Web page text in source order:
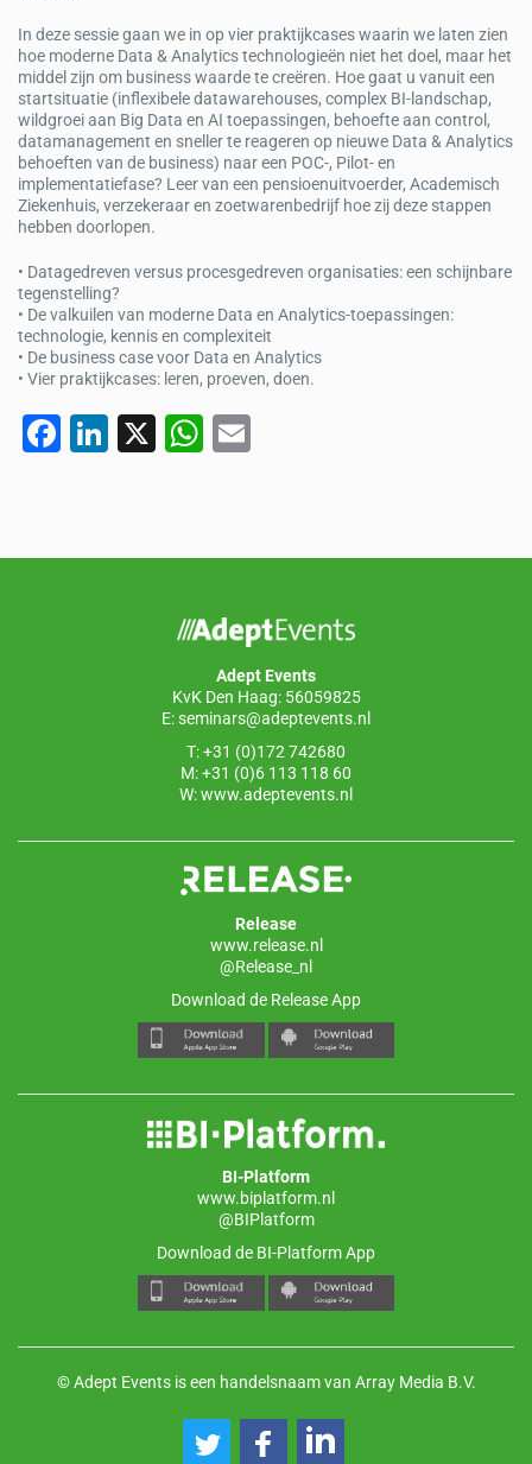
In deze sessie gaan we in op vier praktijkcases waarin we laten zien
hoe moderne Data & Analytics technologieën niet het doel, maar het
middel zijn om business waarde te creëren. Hoe gaat u vanuit een
startsituatie (inflexibele datawarehouses, complex BI-landschap,
wildgroei aan Big Data en AI toepassingen, behoefte aan control,
datamanagement en sneller te reageren op nieuwe Data & Analytics
behoeften van de business) naar een POC-, Pilot- en
implementatiefase? Leer van een pensioenuitvoerder, Academisch
Ziekenhuis, verzekeraar en zoetwarenbedrijf hoe zij deze stappen
hebben doorlopen.
• Datagedreven versus procesgedreven organisaties: een schijnbare
tegenstelling?
• De valkuilen van moderne Data en Analytics-toepassingen:
technologie, kennis en complexiteit
• De business case voor Data en Analytics
• Vier praktijkcases: leren, proeven, doen.
F
e
Li
e
X W
s
p
p
Adept Events
KvK Den Haag: 56059825
E:seminars@adeptevents.nl
T: +31 (0)172 742680
M: +31 (0)6 113 118 60
W:www.adeptevents.nl
Release
www.release.nl
@Release_nl
Download de Release App
BI-Platform
www.biplatform.nl
@BIPlatform
Download de BI-Platform App
© Adept Events is een handelsnaam van Array Media B.V.